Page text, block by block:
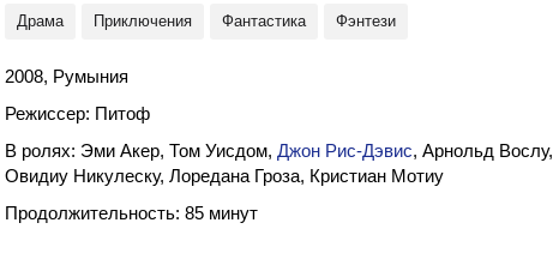
Драма Приключения Фантастика Фэнтези
2008, Румыния
Режиссер: Питоф
В ролях: Эми Акер, Том Уисдом, Джон Рис-Дэвис, Арнольд Вослу,
Овидиу Никулеску, Лоредана Гроза, Кристиан Мотиу
Продолжительность: 85 минут